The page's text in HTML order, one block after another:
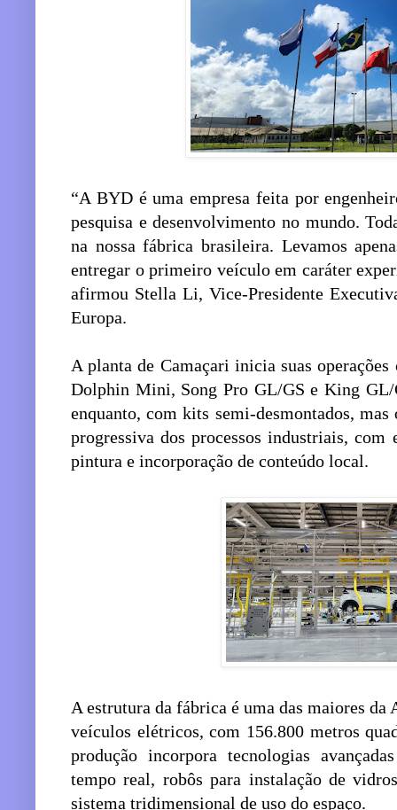
“A BYD é uma empresa feita por
pesquisa e desenvolvimento no mundo.
na nossa fábrica brasileira. Levamos
entregar o primeiro veículo em caráter
afirmou Stella Li, Vice-Presidente
Europa.
A planta de Camaçari inicia suas
Dolphin Mini, Song Pro GL/GS e King
enquanto, com kits semi-desmontados,
progressiva dos processos industriais, com
pintura e incorporação de conteúdo local.
A estrutura da fábrica é uma das maiores
veículos elétricos, com 156.800 metros
produção incorpora tecnologias
tempo real, robôs para instalação de
sistema tridimensional de uso do espaço.